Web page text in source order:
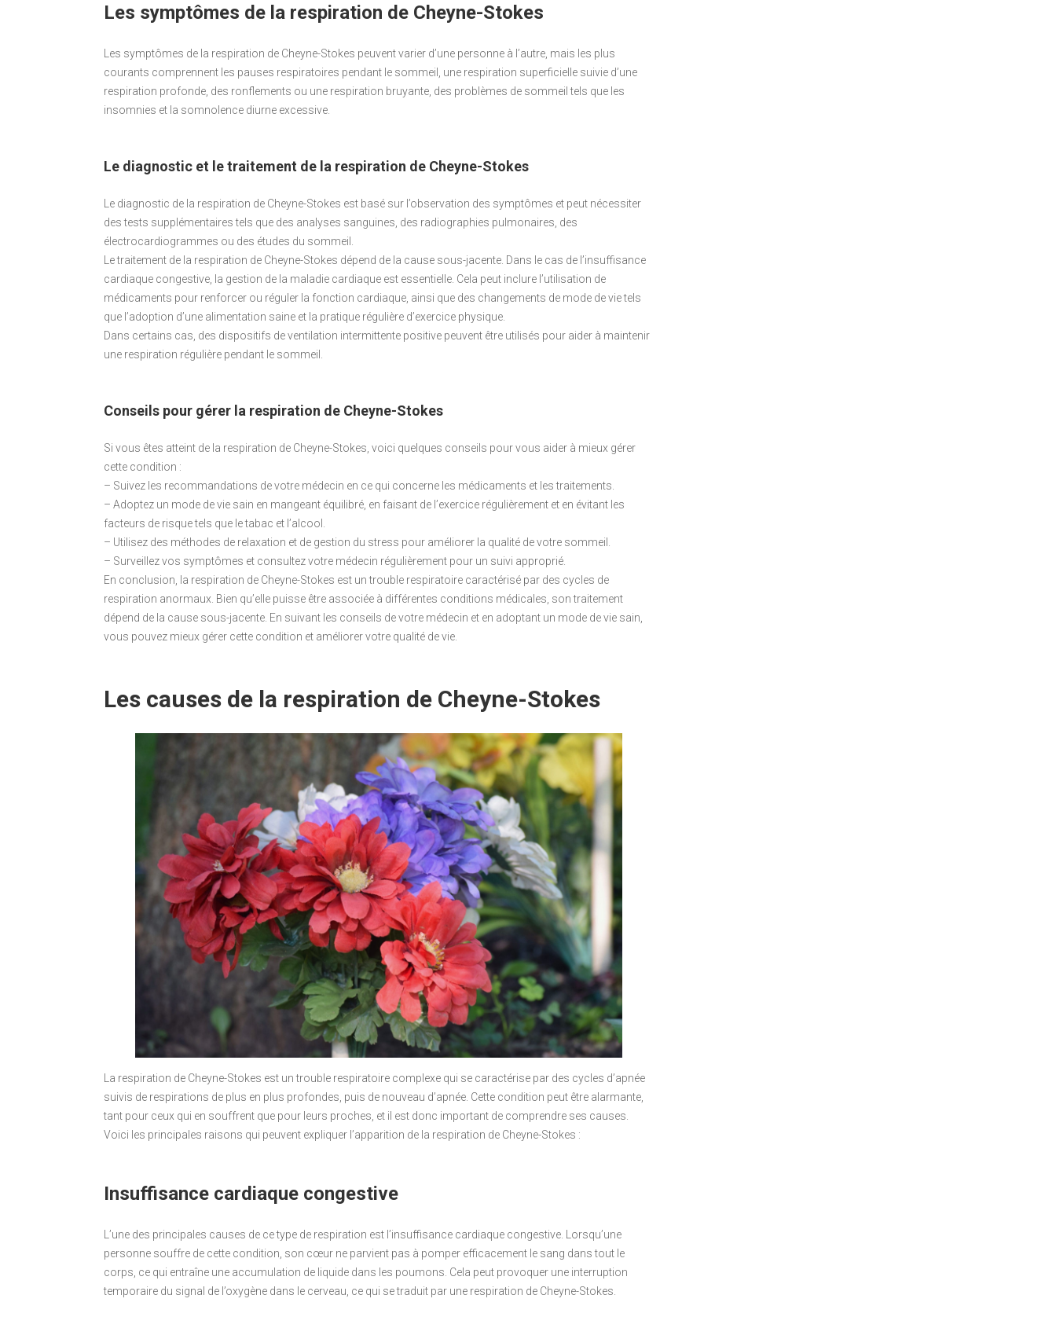
Les symptômes de la respiration de Cheyne-Stokes
Les symptômes de la respiration de Cheyne-Stokes peuvent varier d’une personne à l’autre, mais les plus
courants comprennent les pauses respiratoires pendant le sommeil, une respiration superficielle suivie d’une
respiration profonde, des ronflements ou une respiration bruyante, des problèmes de sommeil tels que les
insomnies et la somnolence diurne excessive.
Le diagnostic et le traitement de la respiration de Cheyne-Stokes
Le diagnostic de la respiration de Cheyne-Stokes est basé sur l’observation des symptômes et peut nécessiter
des tests supplémentaires tels que des analyses sanguines, des radiographies pulmonaires, des
électrocardiogrammes ou des études du sommeil.
Le traitement de la respiration de Cheyne-Stokes dépend de la cause sous-jacente. Dans le cas de l’insuffisance
cardiaque congestive, la gestion de la maladie cardiaque est essentielle. Cela peut inclure l’utilisation de
médicaments pour renforcer ou réguler la fonction cardiaque, ainsi que des changements de mode de vie tels
que l’adoption d’une alimentation saine et la pratique régulière d’exercice physique.
Dans certains cas, des dispositifs de ventilation intermittente positive peuvent être utilisés pour aider à maintenir
une respiration régulière pendant le sommeil.
Conseils pour gérer la respiration de Cheyne-Stokes
Si vous êtes atteint de la respiration de Cheyne-Stokes, voici quelques conseils pour vous aider à mieux gérer
cette condition :
– Suivez les recommandations de votre médecin en ce qui concerne les médicaments et les traitements.
– Adoptez un mode de vie sain en mangeant équilibré, en faisant de l’exercice régulièrement et en évitant les
facteurs de risque tels que le tabac et l’alcool.
– Utilisez des méthodes de relaxation et de gestion du stress pour améliorer la qualité de votre sommeil.
– Surveillez vos symptômes et consultez votre médecin régulièrement pour un suivi approprié.
En conclusion, la respiration de Cheyne-Stokes est un trouble respiratoire caractérisé par des cycles de
respiration anormaux. Bien qu’elle puisse être associée à différentes conditions médicales, son traitement
dépend de la cause sous-jacente. En suivant les conseils de votre médecin et en adoptant un mode de vie sain,
vous pouvez mieux gérer cette condition et améliorer votre qualité de vie.
Les causes de la respiration de Cheyne-Stokes
La respiration de Cheyne-Stokes est un trouble respiratoire complexe qui se caractérise par des cycles d’apnée
suivis de respirations de plus en plus profondes, puis de nouveau d’apnée. Cette condition peut être alarmante,
tant pour ceux qui en souffrent que pour leurs proches, et il est donc important de comprendre ses causes.
Voici les principales raisons qui peuvent expliquer l’apparition de la respiration de Cheyne-Stokes :
Insuffisance cardiaque congestive
L’une des principales causes de ce type de respiration est l’insuffisance cardiaque congestive. Lorsqu’une
personne souffre de cette condition, son cœur ne parvient pas à pomper efficacement le sang dans tout le
corps, ce qui entraîne une accumulation de liquide dans les poumons. Cela peut provoquer une interruption
temporaire du signal de l’oxygène dans le cerveau, ce qui se traduit par une respiration de Cheyne-Stokes.